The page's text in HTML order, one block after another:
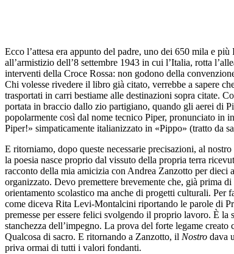
Ecco l’attesa era appunto del padre, uno dei 650 mila e
all’armistizio dell’8 settembre 1943 in cui l’Italia, rotta
interventi della Croce Rossa: non godono della
Chi volesse rivedere il libro già citato, verrebbe a sapere
trasportati in carri bestiame alle destinazioni sopra citate.
portata in braccio dallo zio partigiano, quando gli aerei di
popolarmente così dal nome tecnico Piper, pronunciato in
Piper!» simpaticamente italianizzato in «Pippo» (tratto da
E ritorniamo, dopo queste necessarie precisazioni, al
la poesia nasce proprio dal vissuto della propria terra
racconto della mia amicizia con Andrea Zanzotto per dieci
organizzato. Devo premettere brevemente che, già prima
orientamento scolastico ma anche di progetti culturali. Per
come diceva Rita Levi-Montalcini riportando le parole di
premesse per essere felici svolgendo il proprio lavoro. È
stanchezza dell’impegno. La prova del forte legame
Qualcosa di sacro. E ritornando a Zanzotto, il Nostro dava
priva ormai di tutti i valori fondanti.